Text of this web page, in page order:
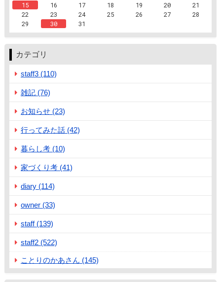
15
16 17 18 19 20
21
22
23 24 25 26 27
28
29
30 31
カテゴリ
staff3 (110)
雑記 (76)
お知らせ (23)
行ってみた話 (42)
暮らし考 (10)
家づくり考 (41)
diary (114)
owner (33)
staff (139)
staff2 (522)
ことりのかあさん (145)